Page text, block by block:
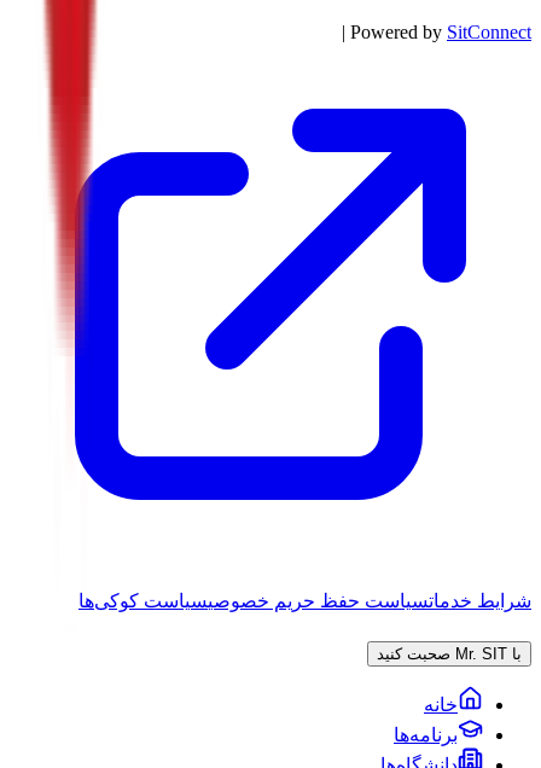
| Powered by SitConnect
شرایط خدماتسیاست حفظ حریم خصوصیسیاست کوکی‌ها
با Mr. SIT صحبت کنید
خانه
برنامه‌ها